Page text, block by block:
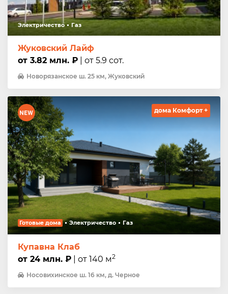
Электричество Газ
Жуковский Лайф
от 3.82 млн. ₽ | от 5.9 сот.
Новорязанское ш. 25 км, Жуковский
дома Комфорт +
Готовые дома Электричество Газ
Купавна Клаб
от 24 млн. ₽ | от 140 м2
Носовихинское ш. 16 км, д. Черное